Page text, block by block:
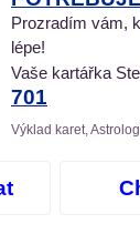
Prozradím vám,
lépe!
Vaše kartářka
701
Výklad karet,